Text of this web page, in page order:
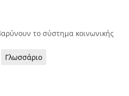
το σύστημα κοινωνικής
Γλωσσάριο